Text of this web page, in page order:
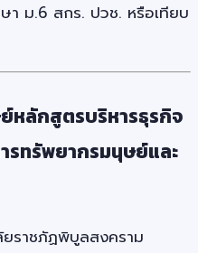
า ม.6 สกร. ปวช. หรือเทียบ
หลักสูตรบริหารธุรกิจ
รทรัพยากรมนุษย์และ
ราชภัฏพิบูลสงคราม